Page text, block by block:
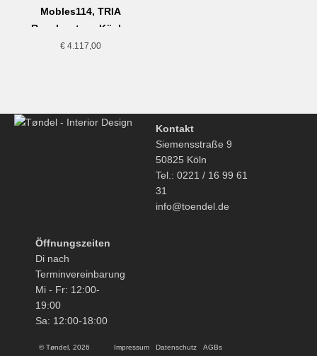
Mobles114, TRIA
Regalsystem, Küche
€4.117,00
Kontakt
Siemensstraße 9
50825 Köln
Tel.: 0221 / 16 99 61
31
info@toendel.de
Öffnungszeiten
Di nach
Terminvereinbarung
Mi - Fr: 12:00-
19:00
Sa: 12:00-18:00
© Tøndel, 2026 Impressum Datenschutz AGBs